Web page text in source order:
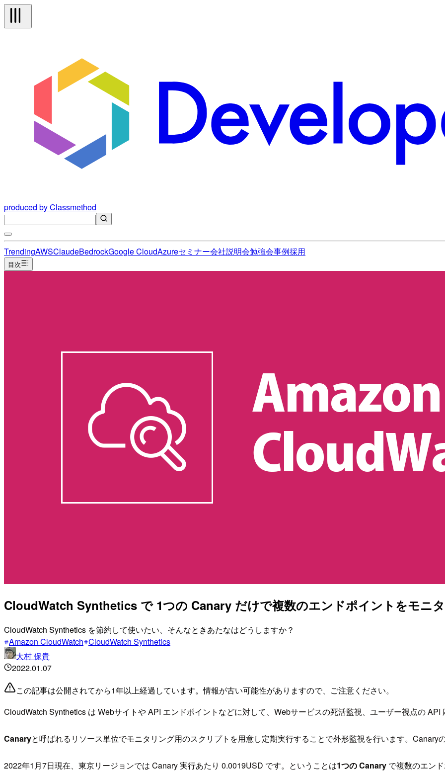
produced by Classmethod
TrendingAWSClaudeBedrockGoogle CloudAzureセミナー会社説明会勉強会事例採用
目次
CloudWatch Synthetics で 1つの Canary だけで複数のエンドポイントをモニ
CloudWatch Synthetics を節約して使いたい、そんなときあたなはどうしますか？
Amazon CloudWatch CloudWatch Synthetics
大村 保貴
2022.01.07
この記事は公開されてから1年以上経過しています。情報が古い可能性がありますので、ご注意ください。
CloudWatch Synthetics は Webサイトや API エンドポイントなどに対して、Webサービスの死活監視、ユーザー視点の
Canaryと呼ばれるリソース単位でモニタリング用のスクリプトを用意し定期実行することで外形監視を行います。Canary
2022年1月7日現在、東京リージョンでは Canary 実行あたり 0.0019USD です。ということは1つの Canary で複数のエン